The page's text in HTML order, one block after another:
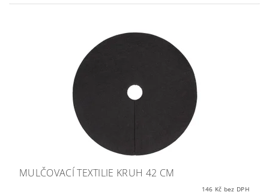
MULČOVACÍ TEXTILIE KRUH 42 CM
146 Kč bez DPH